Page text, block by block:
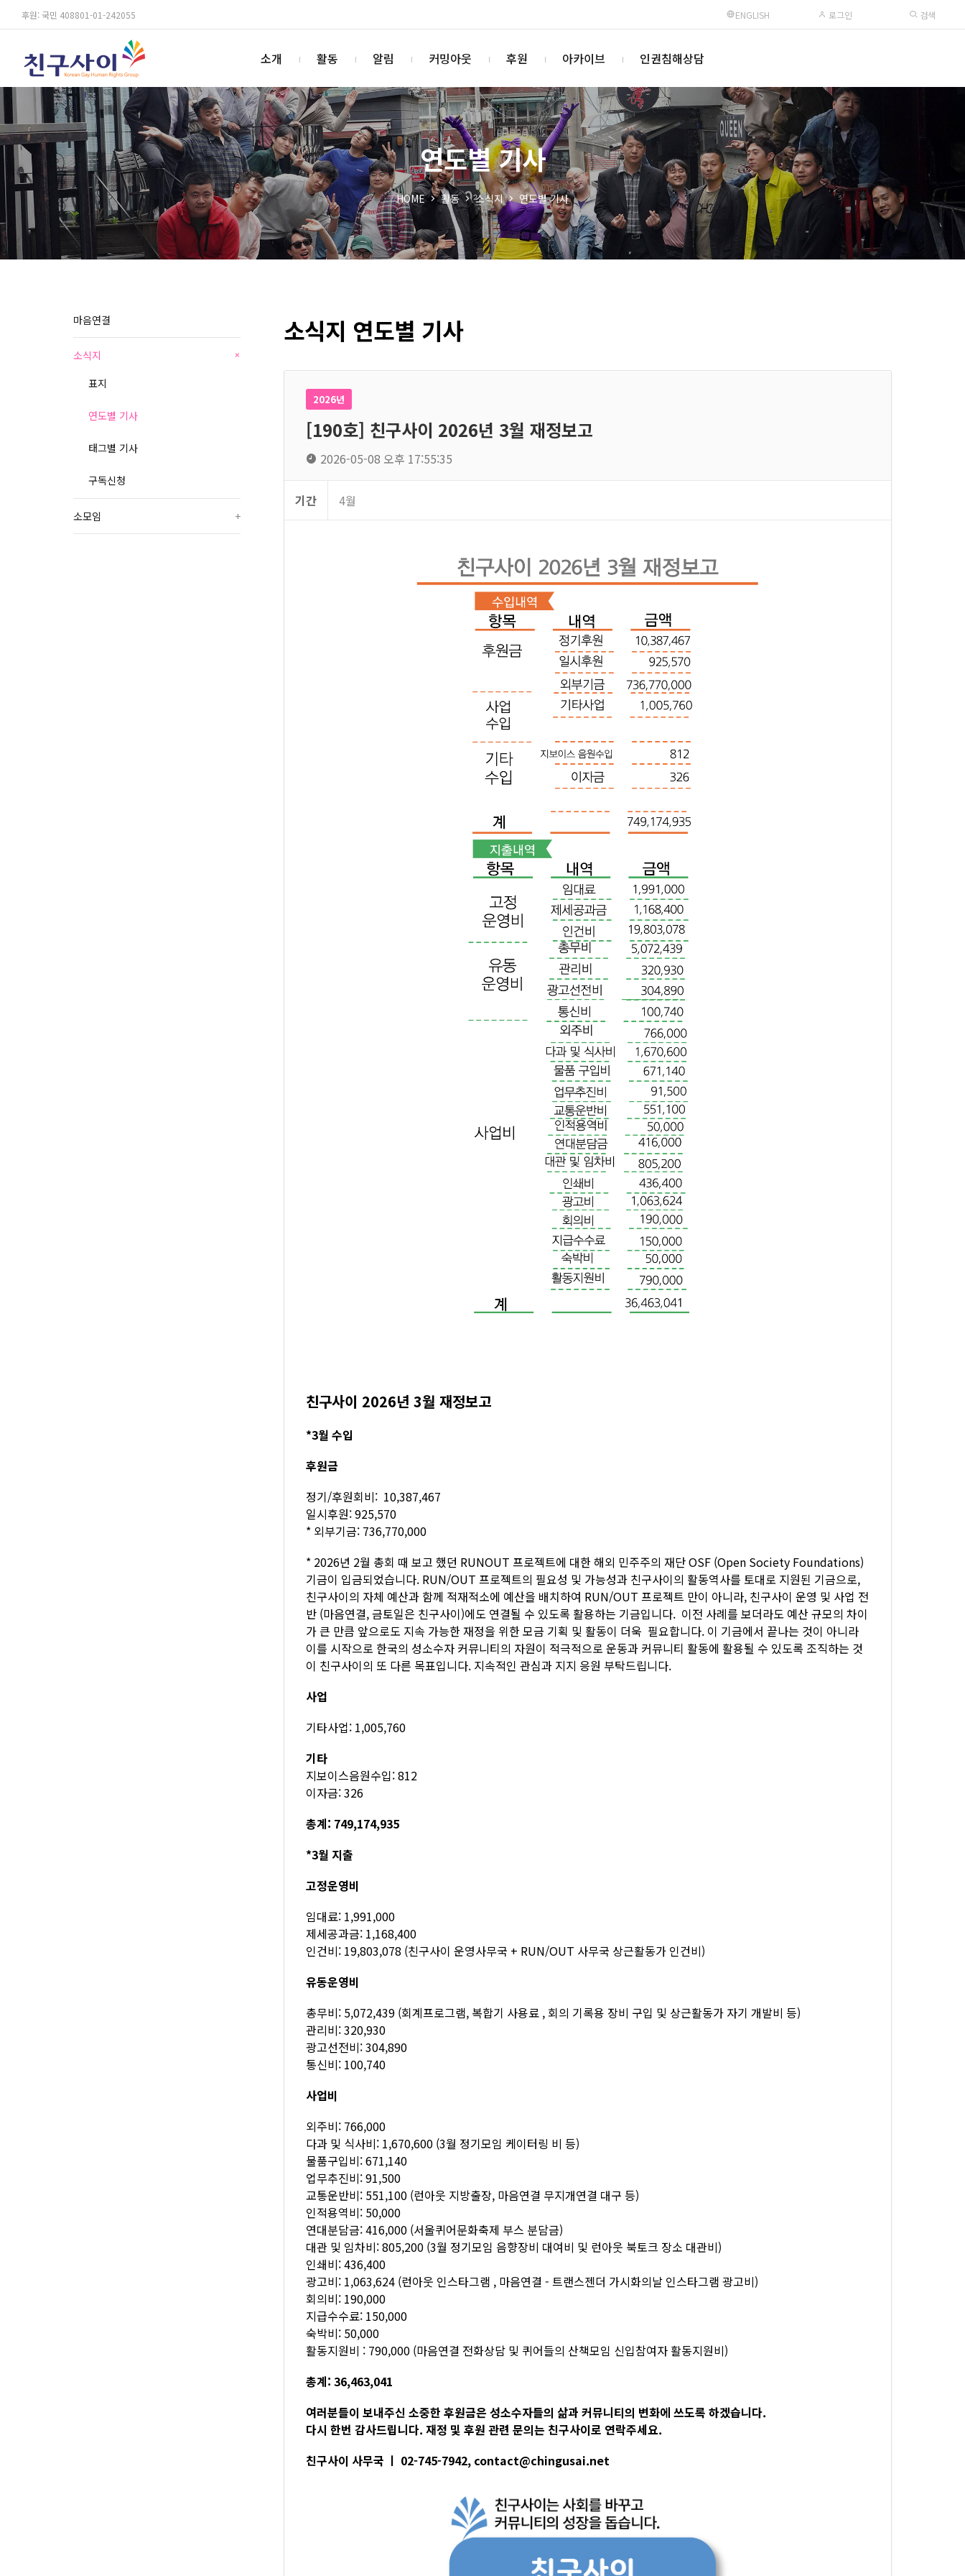
후원: 국민 408801-01-242055 ENGLISH 로그인 검색
소개 활동 알림 커밍아웃 후원 아카이브 인권침해상담
연도별 기사
HOME 활동 소식지 연도별 기사
마음연결
소식지 +
표지
연도별 기사
태그별 기사
구독신청
소모임 +
소식지 연도별 기사
2026년
[190호] 친구사이 2026년 3월 재정보고
2026-05-08 오후 17:55:35
기간 4월
친구사이 2026년 3월 재정보고
*3월 수입
후원금
정기/후원회비: 10,387,467
일시후원: 925,570
* 외부기금: 736,770,000
* 2026년 2월 총회 때 보고 했던 RUNOUT 프로젝트에 대한 해외 민주주의 재단 OSF (Open Society Foundations)
기금이 입금되었습니다. RUN/OUT 프로젝트의 필요성 및 가능성과 친구사이의 활동역사를 토대로 지원된 기금으로,
친구사이의 자체 예산과 함께 적재적소에 예산을 배치하여 RUN/OUT 프로젝트 만이 아니라, 친구사이 운영 및 사업 전
반 (마음연결, 금토일은 친구사이)에도 연결될 수 있도록 활용하는 기금입니다. 이전 사례를 보더라도 예산 규모의 차이
가 큰 만큼 앞으로도 지속 가능한 재정을 위한 모금 기획 및 활동이 더욱 필요합니다. 이 기금에서 끝나는 것이 아니라
이를 시작으로 한국의 성소수자 커뮤니티의 자원이 적극적으로 운동과 커뮤니티 활동에 활용될 수 있도록 조직하는 것
이 친구사이의 또 다른 목표입니다. 지속적인 관심과 지지 응원 부탁드립니다.
사업
기타사업: 1,005,760
기타
지보이스음원수입: 812
이자금: 326
총계: 749,174,935
*3월 지출
고정운영비
임대료: 1,991,000
제세공과금: 1,168,400
인건비: 19,803,078 (친구사이 운영사무국 + RUN/OUT 사무국 상근활동가 인건비)
유동운영비
총무비: 5,072,439 (회계프로그램, 복합기 사용료 , 회의 기록용 장비 구입 및 상근활동가 자기 개발비 등)
관리비: 320,930
광고선전비: 304,890
통신비: 100,740
사업비
외주비: 766,000
다과 및 식사비: 1,670,600 (3월 정기모임 케이터링 비 등)
물품구입비: 671,140
업무추진비: 91,500
교통운반비: 551,100 (런아웃 지방출장, 마음연결 무지개연결 대구 등)
인적용역비: 50,000
연대분담금: 416,000 (서울퀴어문화축제 부스 분담금)
대관 및 임차비: 805,200 (3월 정기모임 음향장비 대여비 및 런아웃 북토크 장소 대관비)
인쇄비: 436,400
광고비: 1,063,624 (런아웃 인스타그램 , 마음연결 - 트랜스젠더 가시화의날 인스타그램 광고비)
회의비: 190,000
지급수수료: 150,000
숙박비: 50,000
활동지원비 : 790,000 (마음연결 전화상담 및 퀴어들의 산책모임 신입참여자 활동지원비)
총계: 36,463,041
여러분들이 보내주신 소중한 후원금은 성소수자들의 삶과 커뮤니티의 변화에 쓰도록 하겠습니다.
다시 한번 감사드립니다. 재정 및 후원 관련 문의는 친구사이로 연락주세요.
친구사이 사무국 ㅣ 02-745-7942, contact@chingusai.net